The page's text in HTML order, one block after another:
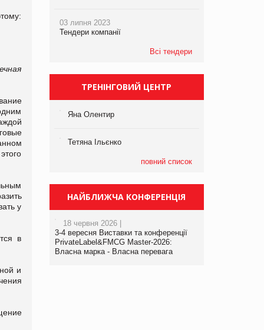
у
в
и
03 липня 2023
Тендери компанії
Всі тендери
ТРЕНІНГОВИЙ ЦЕНТР
Яна Олентир
Тетяна Ільєнко
повний список
НАЙБЛИЖЧА КОНФЕРЕНЦІЯ
18 червня 2026 |
3-4 вересня Виставки та конференції
PrivateLabel&FMCG Master-2026:
Власна марка - Власна перевага